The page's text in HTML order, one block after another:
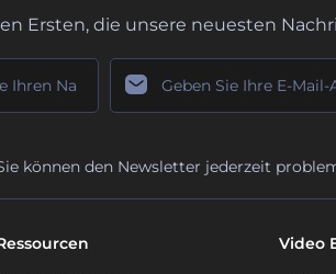
Ersten, die unsere neuesten
können den Newsletter jederzeit
Video